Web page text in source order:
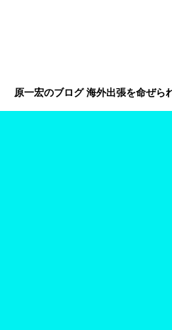
原一宏のブログ 海外出張を命ぜら